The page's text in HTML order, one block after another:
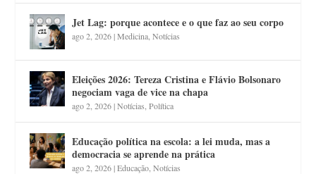
Jet Lag: porque acontece e o que faz ao seu corpo
ago 2, 2026|Medicina ,Notícias
Eleições 2026: Tereza Cristina e Flávio Bolsonaro
negociam vaga de vice na chapa
ago 2, 2026|Notícias ,Política
Educação política na escola: a lei muda, mas a
democracia se aprende na prática
ago 2, 2026|Educação ,Notícias